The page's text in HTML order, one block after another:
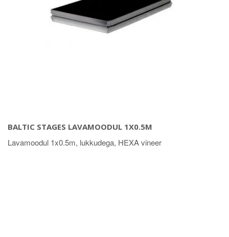
BALTIC STAGES LAVAMOODUL 1X0.5M
Lavamoodul 1x0.5m, lukkudega, HEXA vineer